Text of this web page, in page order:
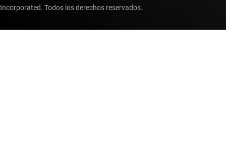
Incorporated. Todos los derechos reservados.